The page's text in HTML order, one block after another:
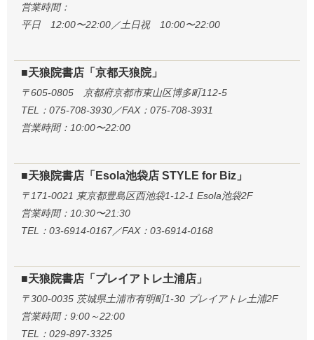
営業時間：
平日 12:00〜22:00／土日祝 10:00〜22:00
■天狼院書店「京都天狼院」
〒605-0805 京都府京都市東山区博多町112-5
TEL：075-708-3930／FAX：075-708-3931
営業時間：10:00〜22:00
■天狼院書店「Esola池袋店 STYLE for Biz」
〒171-0021 東京都豊島区西池袋1-12-1 Esola池袋2F
営業時間：10:30〜21:30
TEL：03-6914-0167／FAX：03-6914-0168
■天狼院書店「プレイアトレ土浦店」
〒300-0035 茨城県土浦市有明町1-30 プレイアトレ土浦2F
営業時間：9:00～22:00
TEL：029-897-3325